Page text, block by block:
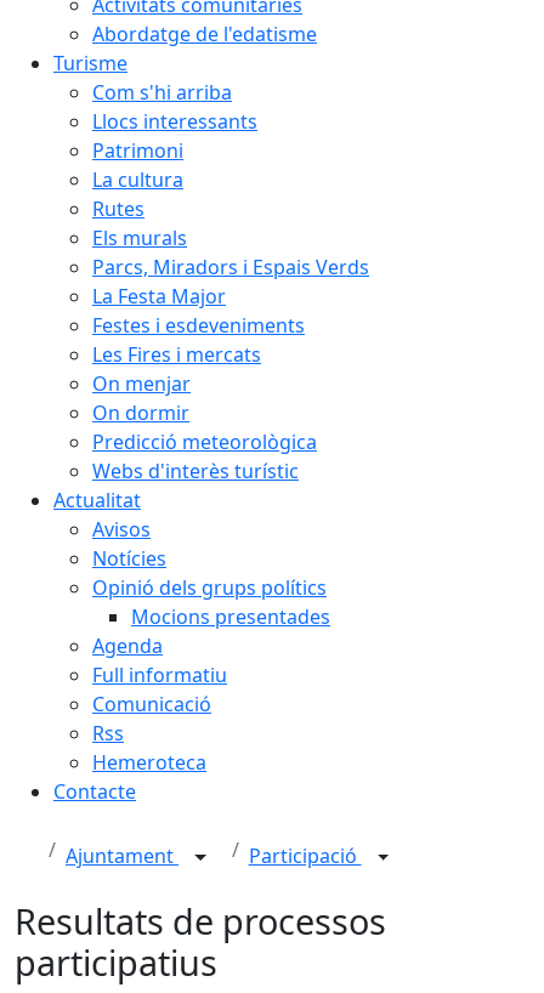
Abordatge de l'edatisme
Turisme
Com s'hi arriba
Llocs interessants
Patrimoni
La cultura
Rutes
Els murals
Parcs, Miradors i Espais Verds
La Festa Major
Festes i esdeveniments
Les Fires i mercats
On menjar
On dormir
Predicció meteorològica
Webs d'interès turístic
Actualitat
Avisos
Notícies
Opinió dels grups polítics
Mocions presentades
Agenda
Full informatiu
Comunicació
Rss
Hemeroteca
Contacte
Ajuntament Participació
Resultats de processos
participatius